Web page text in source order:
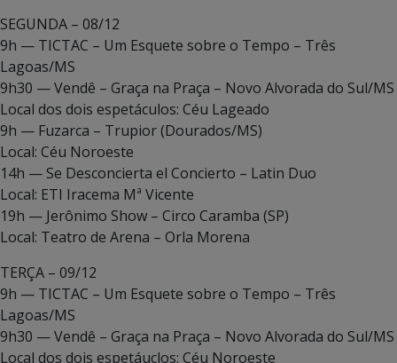
SEGUNDA – 08/12
9h — TICTAC – Um Esquete sobre o Tempo – Três
Lagoas/MS
9h30 — Vendê – Graça na Praça – Novo Alvorada do Sul/MS
Local dos dois espetáculos: Céu Lageado
9h — Fuzarca – Trupior (Dourados/MS)
Local: Céu Noroeste
14h — Se Desconcierta el Concierto – Latin Duo
Local: ETI Iracema Mª Vicente
19h — Jerônimo Show – Circo Caramba (SP)
Local: Teatro de Arena – Orla Morena
TERÇA – 09/12
9h — TICTAC – Um Esquete sobre o Tempo – Três
Lagoas/MS
9h30 — Vendê – Graça na Praça – Novo Alvorada do Sul/MS
Local dos dois espetáuclos: Céu Noroeste